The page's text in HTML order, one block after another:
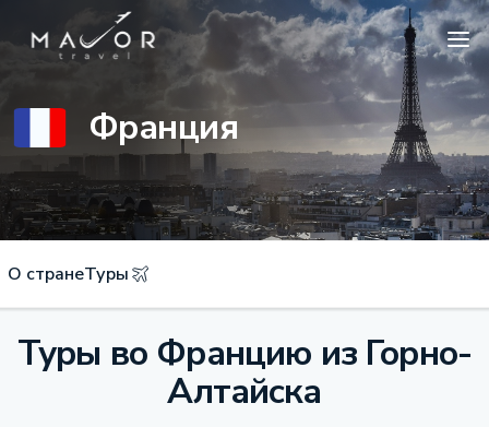
Франция
О странеТуры
Туры во Францию из Горно-
Алтайска